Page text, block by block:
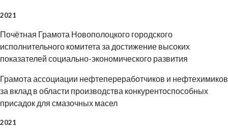
2021
Почётная Грамота Новополоцкого городского
исполнительного комитета за достижение высоких
показателей социально-экономического развития
Грамота ассоциации нефтепереработчиков и нефтехимиков
за вклад в области производства конкурентоспособных
присадок для смазочных масел
2021